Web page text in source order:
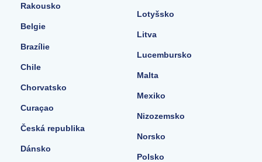
Rakousko
Belgie
Brazílie
Chile
Chorvatsko
Curaçao
Česká republika
Dánsko
Lotyšsko
Litva
Lucembursko
Malta
Mexiko
Nizozemsko
Norsko
Polsko